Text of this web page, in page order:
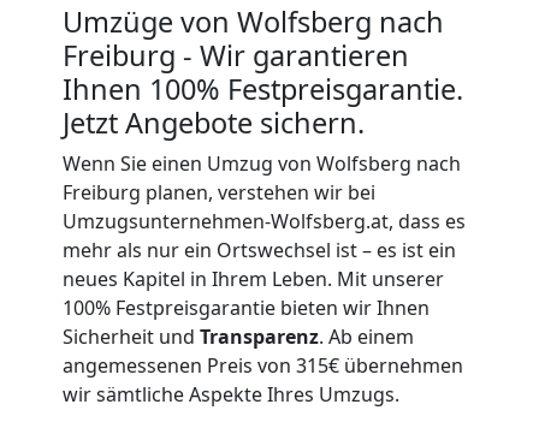
Umzüge von Wolfsberg nach
Freiburg - Wir garantieren
Ihnen 100% Festpreisgarantie.
Jetzt Angebote sichern.
Wenn Sie einen Umzug von Wolfsberg nach
Freiburg planen, verstehen wir bei
Umzugsunternehmen-Wolfsberg.at, dass es
mehr als nur ein Ortswechsel ist – es ist ein
neues Kapitel in Ihrem Leben. Mit unserer
100% Festpreisgarantie bieten wir Ihnen
Sicherheit und Transparenz. Ab einem
angemessenen Preis von 315€ übernehmen
wir sämtliche Aspekte Ihres Umzugs.
Tresortransport
Wolfsberg
Umzug
für
Senioren